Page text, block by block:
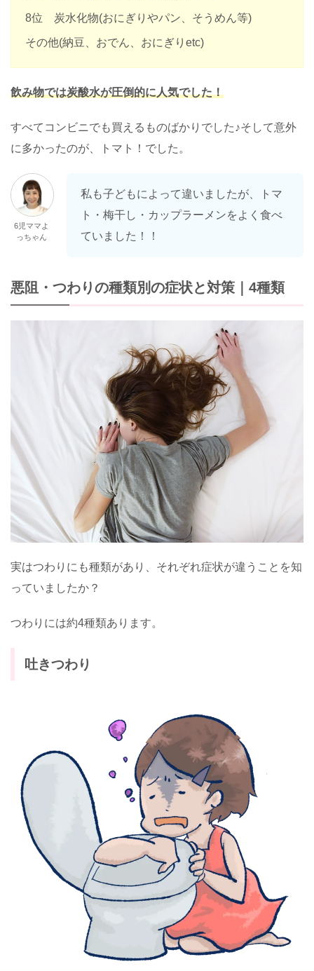
8位 炭水化物(おにぎりやパン、そうめん等)
その他(納豆、おでん、おにぎりetc)
飲み物では炭酸水が圧倒的に人気でした！
すべてコンビニでも買えるものばかりでした♪そして意外
に多かったのが、トマト！でした。
6児ママよ
っちゃん
私も子どもによって違いましたが、トマ
ト・梅干し・カップラーメンをよく食べ
ていました！！
悪阻・つわりの種類別の症状と対策｜4種類
実はつわりにも種類があり、それぞれ症状が違うことを知
っていましたか？
つわりには約4種類あります。
吐きつわり